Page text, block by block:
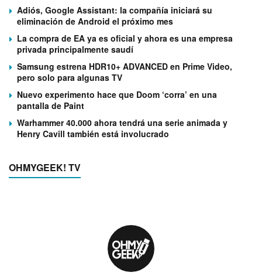
Adiós, Google Assistant: la compañía iniciará su
eliminación de Android el próximo mes
La compra de EA ya es oficial y ahora es una empresa
privada principalmente saudí
Samsung estrena HDR10+ ADVANCED en Prime Video,
pero solo para algunas TV
Nuevo experimento hace que Doom ‘corra’ en una
pantalla de Paint
Warhammer 40.000 ahora tendrá una serie animada y
Henry Cavill también está involucrado
OHMYGEEK! TV